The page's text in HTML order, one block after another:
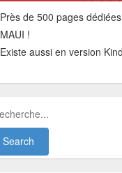
Près de 500 pages
MAUI !
Existe aussi en version